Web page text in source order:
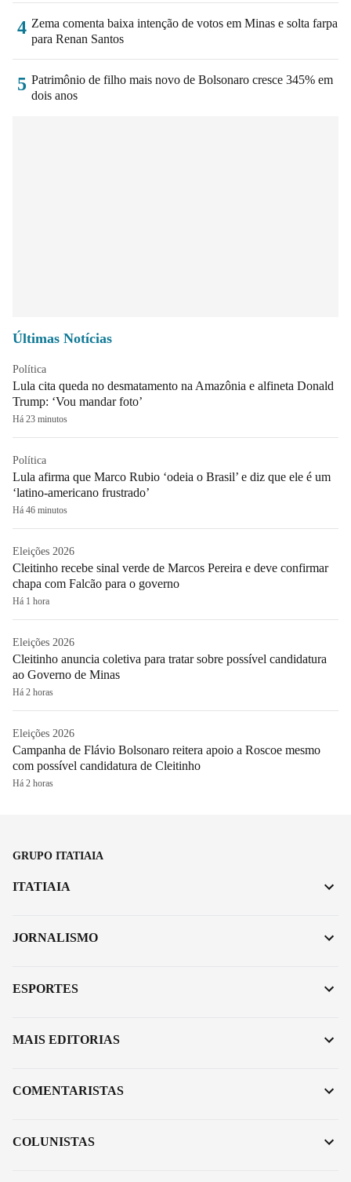
4 Zema comenta baixa intenção de votos em Minas e solta farpa
para Renan Santos
5 Patrimônio de filho mais novo de Bolsonaro cresce 345% em
dois anos
Últimas Notícias
Política
Lula cita queda no desmatamento na Amazônia e alfineta Donald
Trump: ‘Vou mandar foto’
Há 23 minutos
Política
Lula afirma que Marco Rubio ‘odeia o Brasil’ e diz que ele é um
‘latino-americano frustrado’
Há 46 minutos
Eleições 2026
Cleitinho recebe sinal verde de Marcos Pereira e deve confirmar
chapa com Falcão para o governo
Há 1 hora
Eleições 2026
Cleitinho anuncia coletiva para tratar sobre possível candidatura
ao Governo de Minas
Há 2 horas
Eleições 2026
Campanha de Flávio Bolsonaro reitera apoio a Roscoe mesmo
com possível candidatura de Cleitinho
Há 2 horas
GRUPO ITATIAIA
ITATIAIA
JORNALISMO
ESPORTES
MAIS EDITORIAS
COMENTARISTAS
COLUNISTAS